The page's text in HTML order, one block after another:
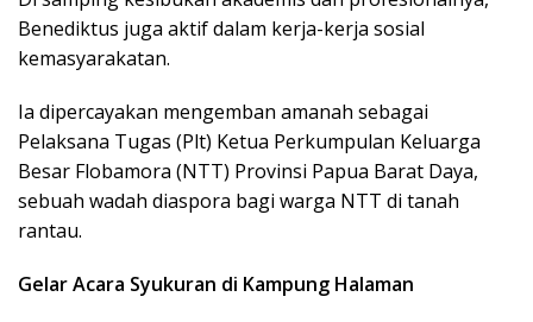
Benediktus juga aktif dalam kerja-kerja sosial
kemasyarakatan.
Ia dipercayakan mengemban amanah sebagai
Pelaksana Tugas (Plt) Ketua Perkumpulan Keluarga
Besar Flobamora (NTT) Provinsi Papua Barat Daya,
sebuah wadah diaspora bagi warga NTT di tanah
rantau.
Gelar Acara Syukuran di Kampung Halaman